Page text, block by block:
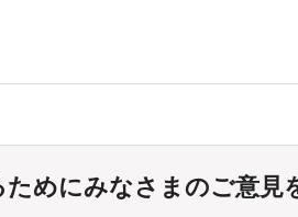
めにみなさまのご意見